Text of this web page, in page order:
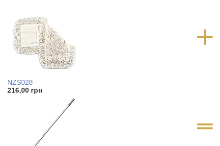
NZS028
216,00 грн